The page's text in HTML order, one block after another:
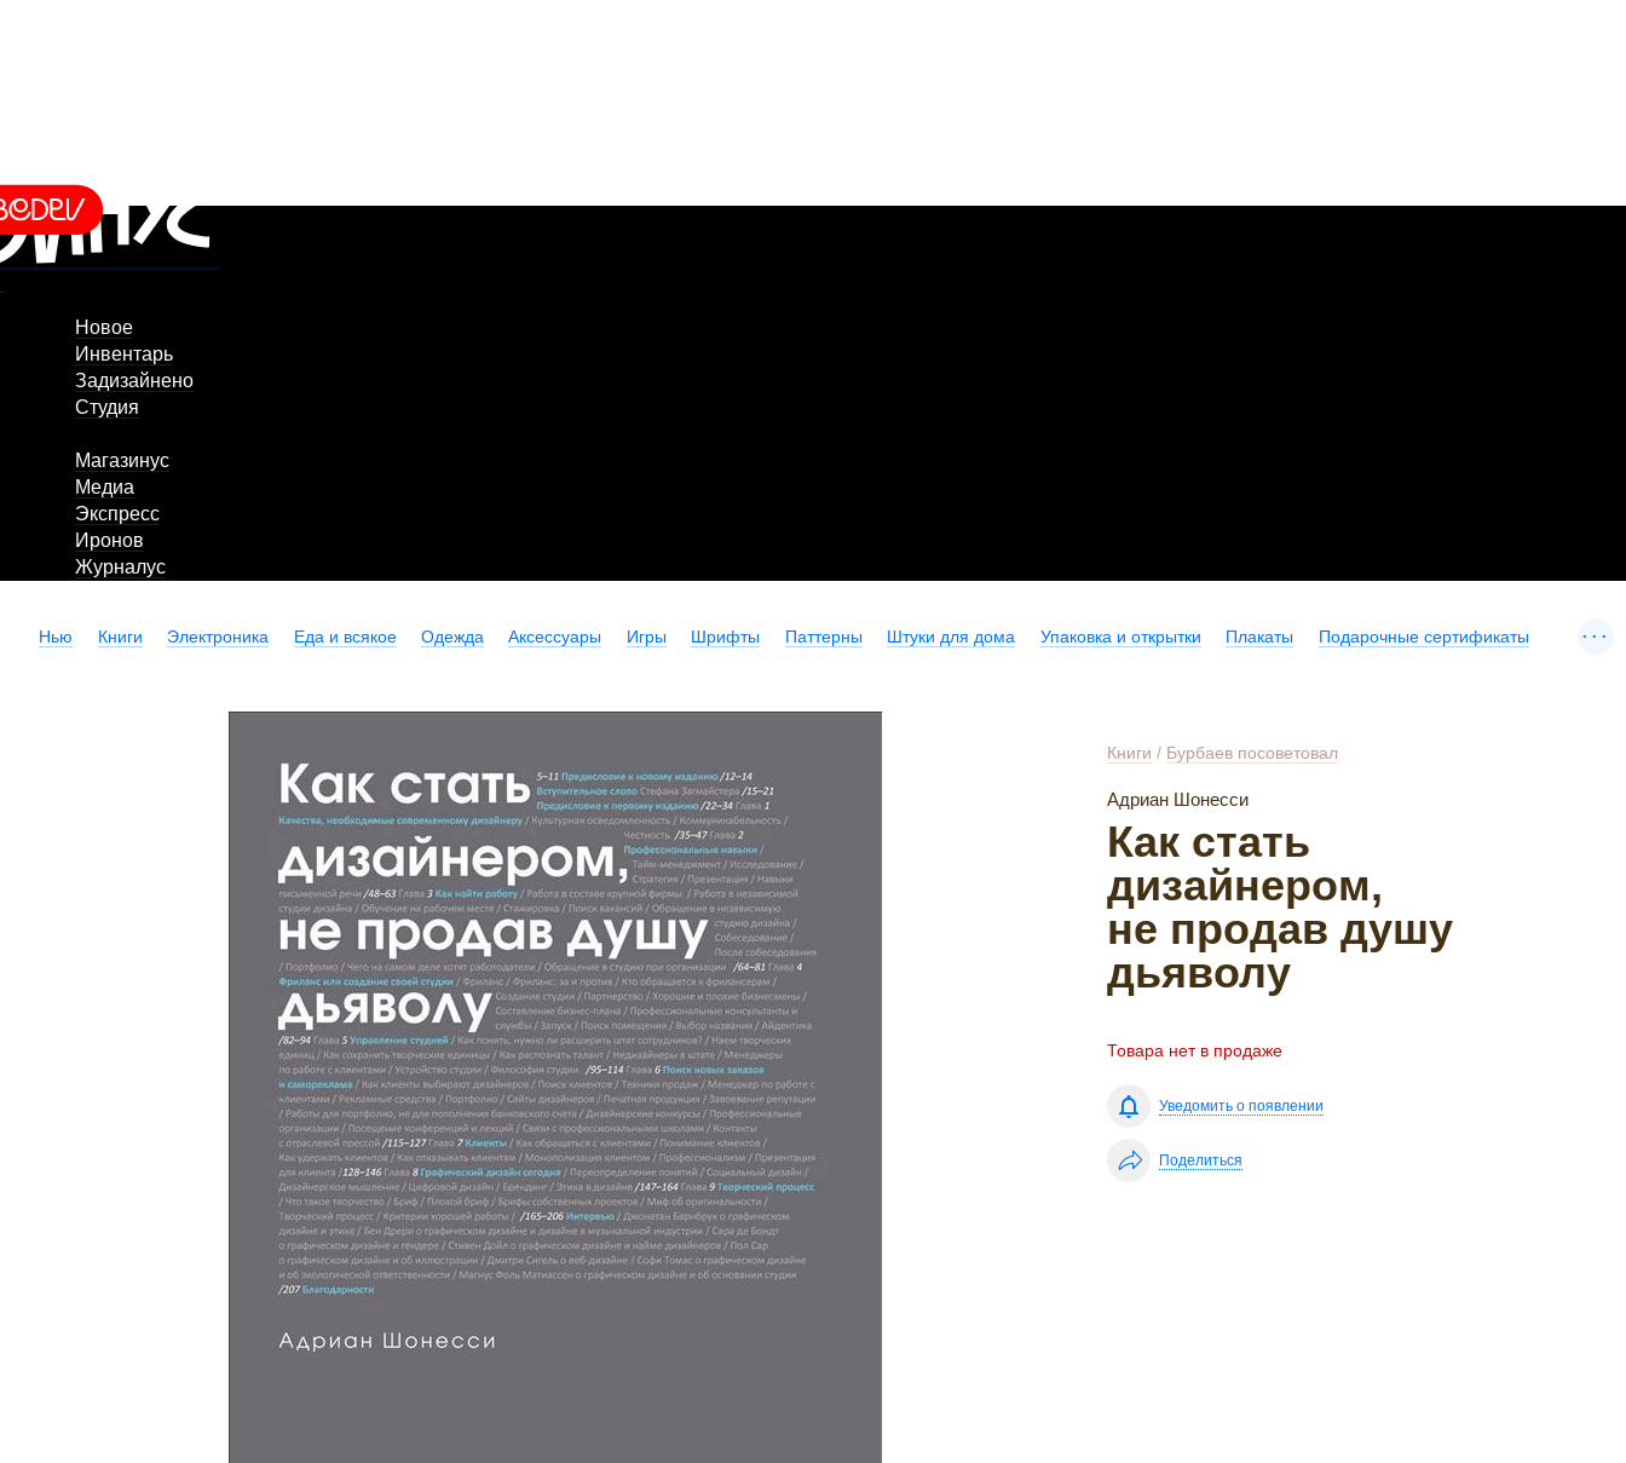
Новое
Инвентарь
Задизайнено
Студия
Магазинус
Медиа
Экспресс
Иронов
Журналус
Нью Книги Электроника Еда и всякое Одежда Аксессуары Игры Шрифты Паттерны Штуки для дома Упаковка и открытки Плакаты Подарочные сертификаты ...
Книги / Бурбаев посоветовал
Адриан Шонесси
Как стать
дизайнером,
не продав душу
дьяволу
Товара нет в продаже
Уведомить о появлении
Поделиться